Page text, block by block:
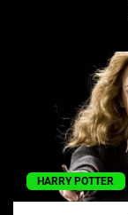
HARRY POTTER